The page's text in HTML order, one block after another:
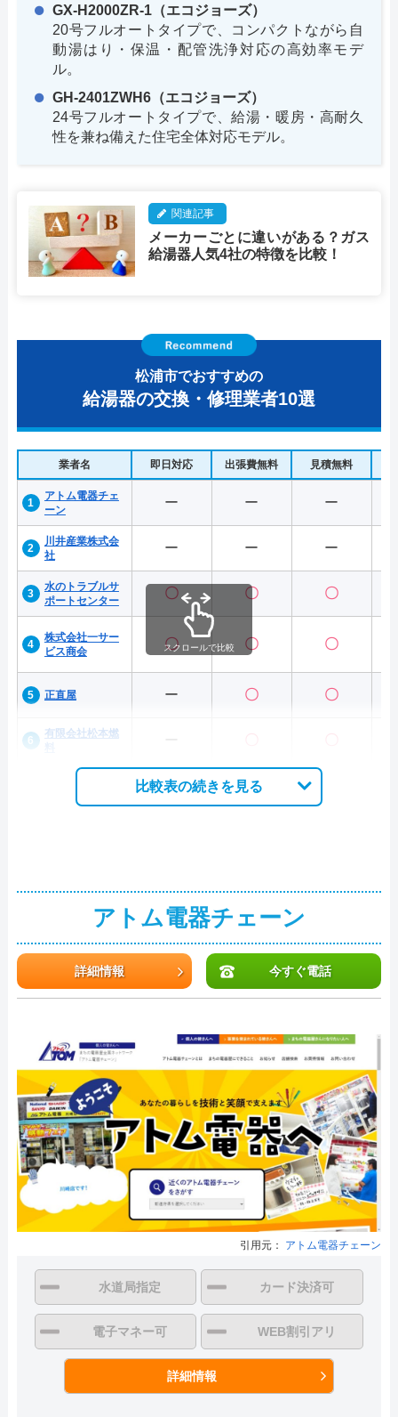
GX-H2000ZR-1（エコジョーズ）
20号フルオートタイプで、コンパクトながら自
動湯はり・保温・配管洗浄対応の高効率モデ
ル。
GH-2401ZWH6（エコジョーズ）
24号フルオートタイプで、給湯・暖房・高耐久
性を兼ね備えた住宅全体対応モデル。
関連記事
メーカーごとに違いがある？ガス
給湯器人気4社の特徴を比較！
松浦市でおすすめの
給湯器の交換・修理業者10選
業者名 即日対応 出張費無料 見積無料
アトム電器チェ
ーン
ー ー ー
川井産業株式会
社
ー ー ー
水のトラブルサ
ポートセンター
〇 〇 〇
株式会社一サー
ビス商会
〇 〇 〇
正直屋 ー 〇 〇
有限会社松本燃
スクロールで比較
比較表の続きを見る
アトム電器チェーン
詳細情報 今すぐ電話
引用元： アトム電器チェーン
水道局指定 カード決済可
電子マネー可 WEB割引アリ
詳細情報